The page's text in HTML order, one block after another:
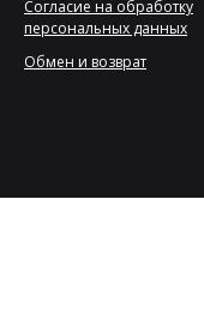
Согласие на обработку
персональных данных
Обмен и возврат